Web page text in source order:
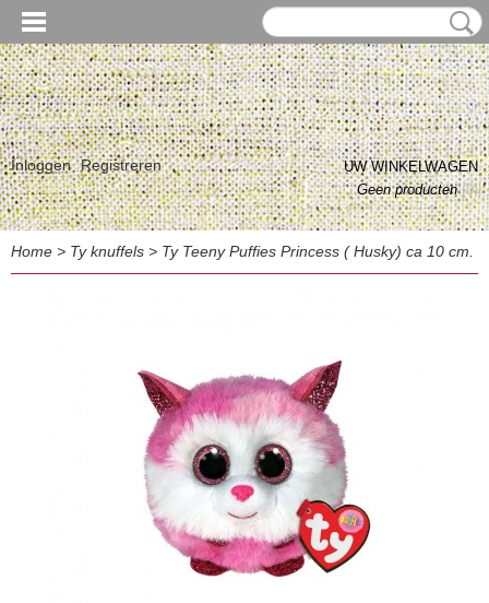
Inloggen Registreren
UW WINKELWAGEN
Geen producten(0)
Home > Ty knuffels > Ty Teeny Puffies Princess ( Husky) ca 10 cm.